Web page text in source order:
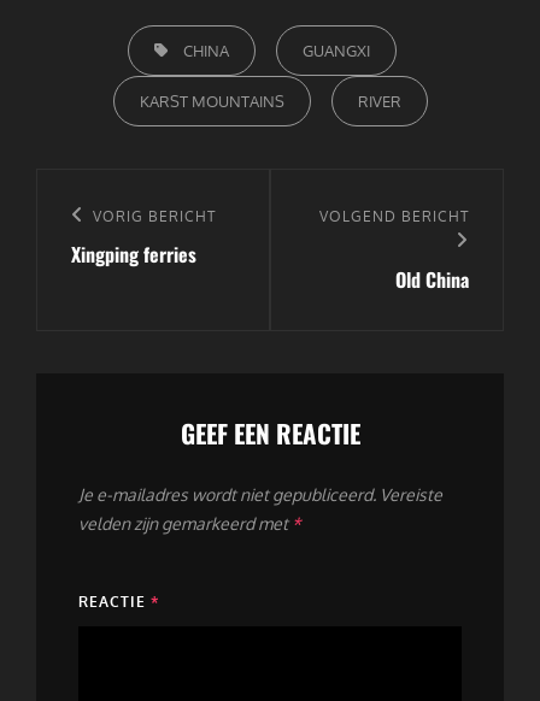
TAGS,
CHINA GUANGXI
KARST MOUNTAINS RIVER
navigatie
Vorig
bericht
VORIG BERICHT
Xingping ferries
Volgend
VOLGEND BERICHT
Old China
GEEF EEN REACTIE
Je e-mailadres wordt niet gepubliceerd. Vereiste
velden zijn gemarkeerd met *
REACTIE *